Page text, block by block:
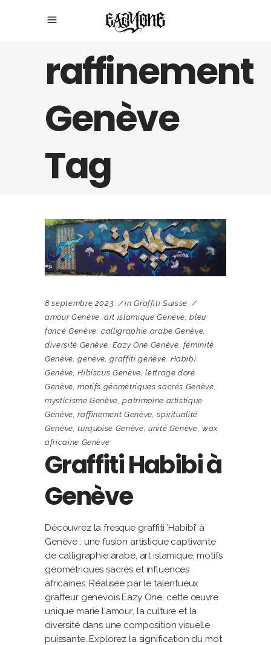
raffinement
Genève
Tag
8 septembre 2023 in Graffiti Suisse
amour Genève,art islamique Genève,bleu
foncé Genève,calligraphie arabe Genève,
diversité Genève, Eazy One Genève, féminité
Genève,genève,graffiti genève, Habibi
Genève,Hibiscus Genève,lettrage doré
Genève,motifs géométriques sacrés Genève,
mysticisme Genève,patrimoine artistique
Genève,raffinement Genève,spiritualité
Genève,turquoise Genève, unité Genève,wax
africaine Genève
Graffiti Habibi à
Genève
Découvrez la fresque graffiti 'Habibi' à
Genève : une fusion artistique captivante
de calligraphie arabe, art islamique, motifs
géométriques sacrés et influences
africaines. Réalisée par le talentueux
graffeur genevois Eazy One, cette œuvre
unique marie l'amour, la culture et la
diversité dans une composition visuelle
puissante. Explorez la signification du mot